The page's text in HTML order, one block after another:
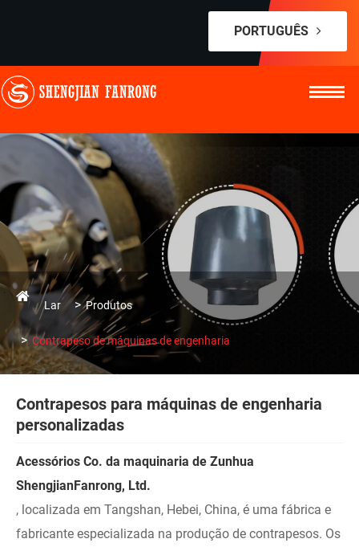
PORTUGUÊS
Lar Produtos
Contrapeso de máquinas de engenharia
Contrapesos para máquinas de engenharia
personalizadas
Acessórios Co. da maquinaria de Zunhua
ShengjianFanrong, Ltd.
, localizada em Tangshan, Hebei, China, é uma fábrica e
fabricante especializada na produção de contrapesos. Os